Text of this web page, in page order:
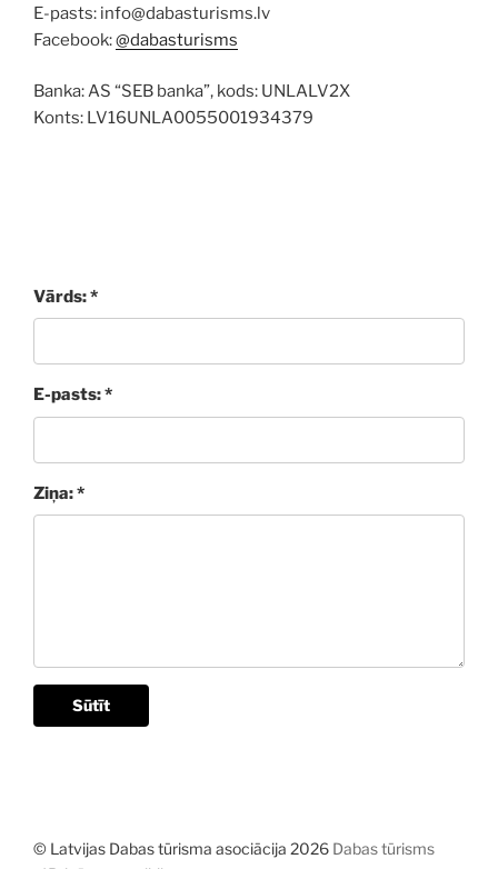
E-pasts: info@dabasturisms.lv
Facebook:@dabasturisms
Banka: AS “SEB banka”, kods: UNLALV2X
Konts: LV16UNLA0055001934379
Vārds: *
E-pasts: *
Ziņa: *
Sūtīt
© Latvijas Dabas tūrisma asociācija 2026 Dabas tūrisms